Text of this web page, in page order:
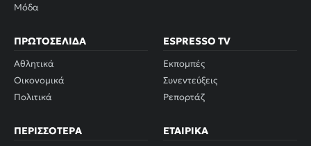
Μόδα
ΠΡΩΤΟΣΈΛΙΔΑ
Αθλητικά
Οικονομικά
Πολιτικά
ESPRESSO TV
Εκπομπές
Συνεντεύξεις
Ρεπορτάζ
ΠΕΡΙΣΣΌΤΕΡΑ ΕΤΑΙΡΙΚΆ